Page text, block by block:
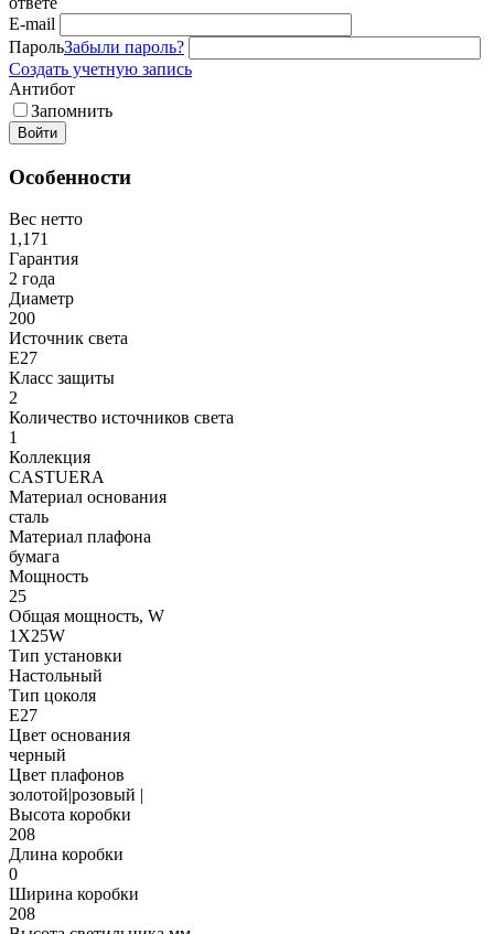
E-mail
ПарольЗабыли пароль?
Создать учетную запись
Антибот
Запомнить
Войти
Особенности
Вес нетто
1,171
Гарантия
2 года
Диаметр
200
Источник света
E27
Класс защиты
2
Количество источников света
1
Коллекция
CASTUERA
Материал основания
сталь
Материал плафона
бумага
Мощность
25
Общая мощность, W
1X25W
Тип установки
Настольный
Тип цоколя
E27
Цвет основания
черный
Цвет плафонов
золотой|розовый |
Высота коробки
208
Длина коробки
0
Ширина коробки
208